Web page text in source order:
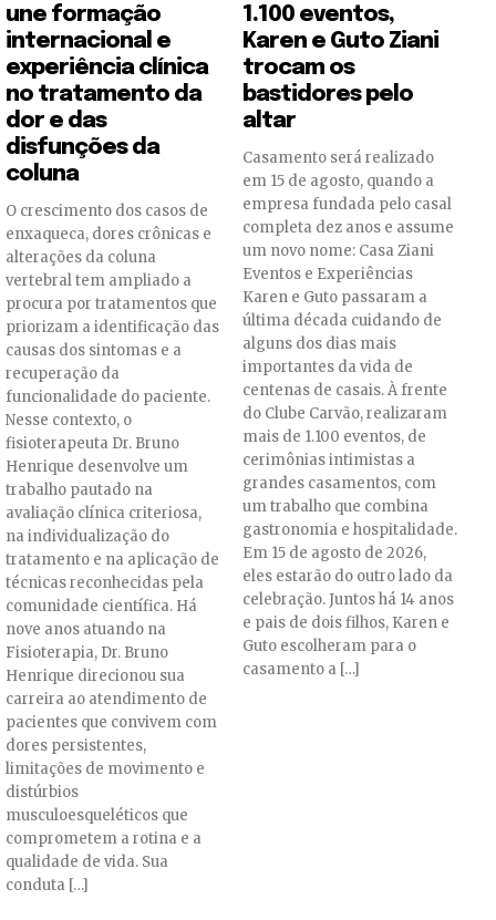
une formação
internacional e
experiência clínica
no tratamento da
dor e das
disfunções da
coluna
O crescimento dos casos de
enxaqueca, dores crônicas e
alterações da coluna
vertebral tem ampliado a
procura por tratamentos que
priorizam a identificação das
causas dos sintomas e a
recuperação da
funcionalidade do paciente.
Nesse contexto, o
fisioterapeuta Dr. Bruno
Henrique desenvolve um
trabalho pautado na
avaliação clínica criteriosa,
na individualização do
tratamento e na aplicação de
técnicas reconhecidas pela
comunidade científica. Há
nove anos atuando na
Fisioterapia, Dr. Bruno
Henrique direcionou sua
carreira ao atendimento de
pacientes que convivem com
dores persistentes,
limitações de movimento e
distúrbios
musculoesqueléticos que
comprometem a rotina e a
qualidade de vida. Sua
conduta […]
1.100 eventos,
Karen e Guto Ziani
trocam os
bastidores pelo
altar
Casamento será realizado
em 15 de agosto, quando a
empresa fundada pelo casal
completa dez anos e assume
um novo nome: Casa Ziani
Eventos e Experiências
Karen e Guto passaram a
última década cuidando de
alguns dos dias mais
importantes da vida de
centenas de casais. À frente
do Clube Carvão, realizaram
mais de 1.100 eventos, de
cerimônias intimistas a
grandes casamentos, com
um trabalho que combina
gastronomia e hospitalidade.
Em 15 de agosto de 2026,
eles estarão do outro lado da
celebração. Juntos há 14 anos
e pais de dois filhos, Karen e
Guto escolheram para o
casamento a […]